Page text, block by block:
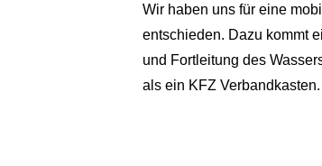
Wir haben uns für eine
entschieden. Dazu kommt
und Fortleitung des
als ein KFZ Verbandkasten.